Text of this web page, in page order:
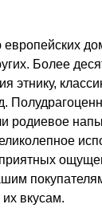
Более
этнику,
родиевое
вкусам.